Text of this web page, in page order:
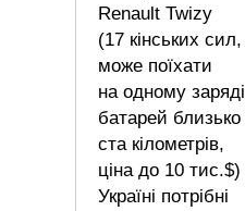
Renault Twizy
(17 кінських сил,
може поїхати
на одному заряді
батарей близько
ста кілометрів,
ціна до 10 тис.$)
Україні потрібні